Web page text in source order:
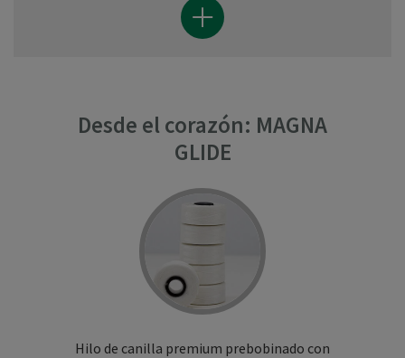
Desde el corazón: MAGNA
GLIDE
Hilo de canilla premium prebobinado con